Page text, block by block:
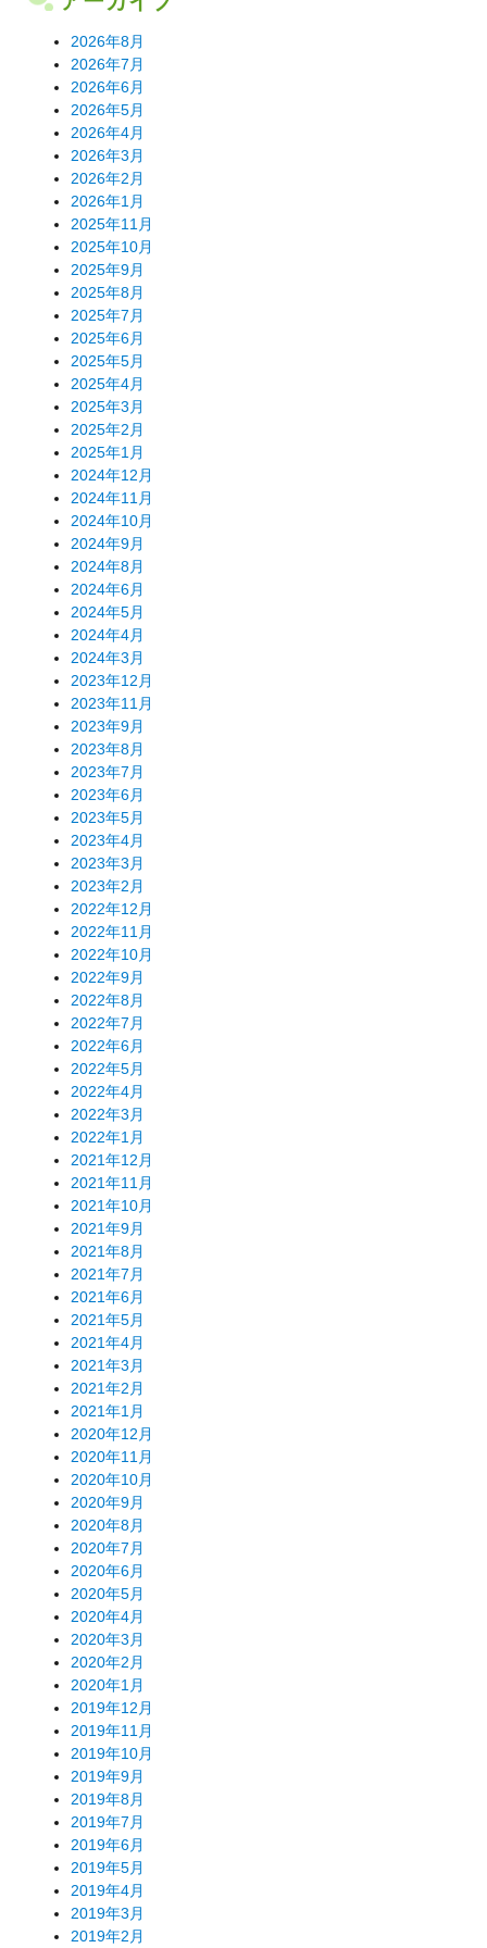
2026年8月
2026年7月
2026年6月
2026年5月
2026年4月
2026年3月
2026年2月
2026年1月
2025年11月
2025年10月
2025年9月
2025年8月
2025年7月
2025年6月
2025年5月
2025年4月
2025年3月
2025年2月
2025年1月
2024年12月
2024年11月
2024年10月
2024年9月
2024年8月
2024年6月
2024年5月
2024年4月
2024年3月
2023年12月
2023年11月
2023年9月
2023年8月
2023年7月
2023年6月
2023年5月
2023年4月
2023年3月
2023年2月
2022年12月
2022年11月
2022年10月
2022年9月
2022年8月
2022年7月
2022年6月
2022年5月
2022年4月
2022年3月
2022年1月
2021年12月
2021年11月
2021年10月
2021年9月
2021年8月
2021年7月
2021年6月
2021年5月
2021年4月
2021年3月
2021年2月
2021年1月
2020年12月
2020年11月
2020年10月
2020年9月
2020年8月
2020年7月
2020年6月
2020年5月
2020年4月
2020年3月
2020年2月
2020年1月
2019年12月
2019年11月
2019年10月
2019年9月
2019年8月
2019年7月
2019年6月
2019年5月
2019年4月
2019年3月
2019年2月